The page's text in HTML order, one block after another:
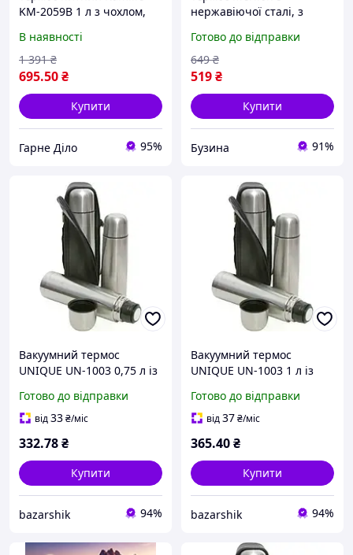
KM-2059B 1 л з чохлом,
гарячих і холодних
напоїв, 6-12 годин
збереження температури
В наявності
695.50₴
1 391 ₴
Купити
Гарне Діло 95%
нержавіючої сталі, з
ручкою для перенесення,
об'єм 800 мл., чорний
mayak
Готово до відправки
519₴
649 ₴
Купити
Бузина 91%
Вакуумний термос
UNIQUE UN-1003 0,75 л із
чохлом Дорожній термос
UNIQUE UN-1003 750 мл
Готово до відправки
від33₴/міс
332.78₴
Купити
bazarshik 94%
Вакуумний термос
UNIQUE UN-1003 1 л із
чохлом Дорожній термос
UNIQUE UN-10031 л для
Готово до відправки
від37₴/міс
365.40₴
Купити
bazarshik 94%